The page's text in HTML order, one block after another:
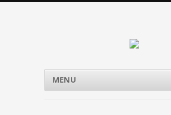
Menu
Skip to content
MENU